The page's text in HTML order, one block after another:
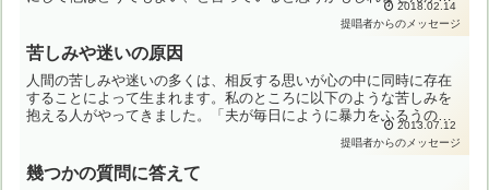
そうではありません。自分にとってプラスになることを求め、マ
2018.02.14
提唱者からのメッセージ
苦しみや迷いの原因
人間の苦しみや迷いの多くは、相反する思いが心の中に同時に存在
することによって生まれます。私のところに以下のような苦しみを
抱える人がやってきました。「夫が毎日にように暴力をふるうので
いつか自分は殺されてしまうだろう。けれども離婚したら食べて
2013.07.12
提唱者からのメッセージ
幾つかの質問に答えて